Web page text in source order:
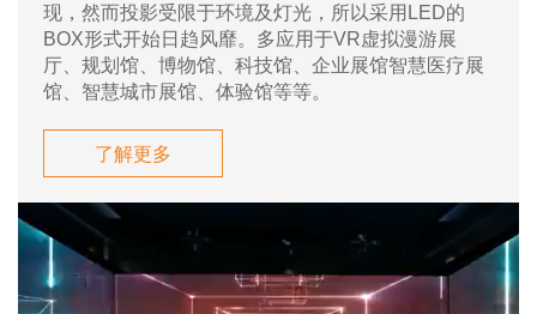
现，然而投影受限于环境及灯光，所以采用LED的
BOX形式开始日趋风靡。多应用于VR虚拟漫游展
厅、规划馆、博物馆、科技馆、企业展馆智慧医疗展
馆、智慧城市展馆、体验馆等等。
了解更多